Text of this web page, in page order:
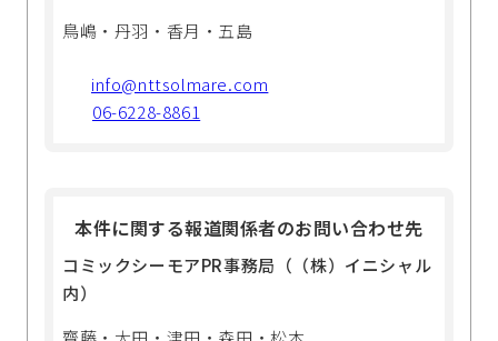
鳥嶋・丹羽・香月・五島
info@nttsolmare.com
06-6228-8861
本件に関する報道関係者のお問い合わせ先
コミックシーモアPR事務局（（株）イニシャル
内）